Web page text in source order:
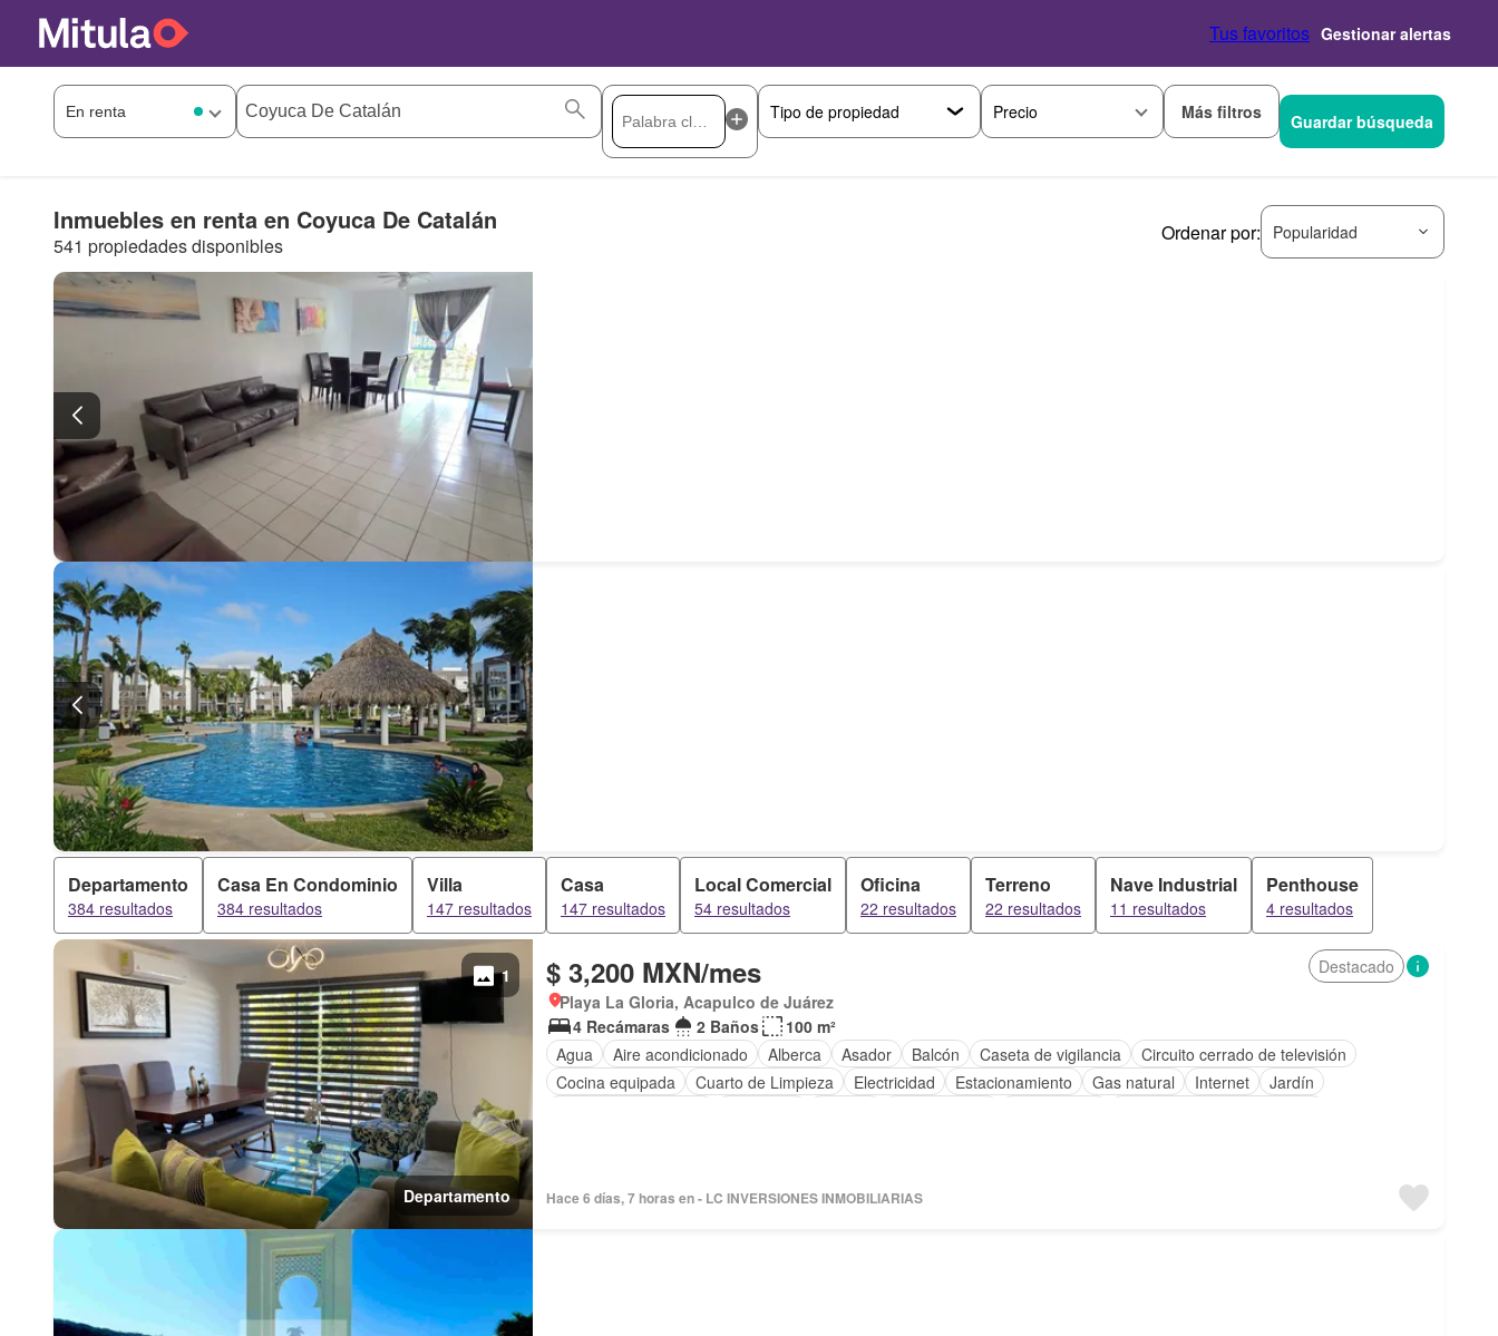
Tus favoritos Gestionar alertas
Precio Más filtros Guardar búsqueda
Inmuebles en renta en Coyuca De Catalán
541 propiedades disponibles
Ordenar por: Popularidad
Departamento
384 resultados
Casa En Condominio
384 resultados
Villa
147 resultados
Casa
147 resultados
Local Comercial
54 resultados
Oficina
22 resultados
Terreno
22 resultados
Nave Industrial
11 resultados
Penthouse
4 resultados
Departamento
1 $ 3,200 MXN/mes
Destacado
Playa La Gloria, Acapulco de Juárez
4 Recámaras
2 Baños
100 m²
Agua
Aire acondicionado Alberca Asador Balcón Caseta de vigilancia
Circuito cerrado de televisión
Cocina equipada
Cuarto de Limpieza Electricidad Estacionamiento Gas natural Internet
Jardín
Hace 6 días, 7 horas en - LC INVERSIONES INMOBILIARIAS